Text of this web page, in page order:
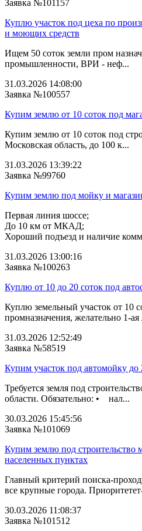
Заявка №101157
Куплю участок под цеха по
и моющих средств
Ищем 50 соток земли пром
промышленности, ВРИ - неф...
31.03.2026 14:08:00
Заявка №100557
Купим землю от 10 соток под
Купим землю от 10 соток под
Московская область, до 100 к...
31.03.2026 13:39:22
Заявка №99760
Купим землю под мойку и
Первая линия шоссе;
До 10 км от МКАД;
Хороший подъезд и наличие
31.03.2026 13:00:16
Заявка №100263
Куплю от 10 до 20 соток под
Куплю земельный участок от 10
промназначения, желательно 1-
31.03.2026 12:52:49
Заявка №58519
Купим участок под автомойку до
Требуется земля под
области. Обязательно: • нал...
30.03.2026 15:45:56
Заявка №101069
Купим землю под строительство
населенных пунктах
Главный критерий поиска-
все крупные города.
30.03.2026 11:08:37
Заявка №101512